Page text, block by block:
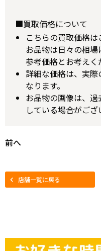
■買取価格について
こちらの買取価格は
お品物は日々の相場
参考価格とお考えく
詳細な価格は、実
なります。
お品物の画像は、
している場合がござ
前へ
店舗一覧に戻る